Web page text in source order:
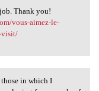
job
Thank you!
vous-aimez-le-
visit/
in which I